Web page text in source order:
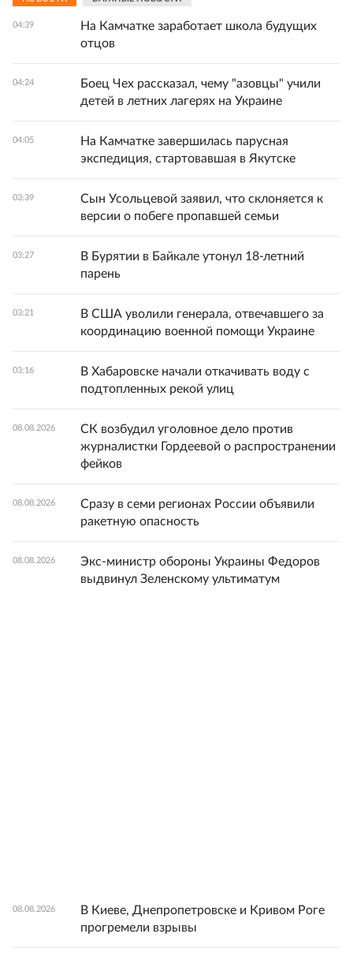
04:39
На Камчатке заработает школа будущих
отцов
04:24
Боец Чех рассказал, чему "азовцы" учили
детей в летних лагерях на Украине
04:05
На Камчатке завершилась парусная
экспедиция, стартовавшая в Якутске
03:39
Сын Усольцевой заявил, что склоняется к
версии о побеге пропавшей семьи
03:27
В Бурятии в Байкале утонул 18-летний
парень
03:21
В США уволили генерала, отвечавшего за
координацию военной помощи Украине
03:16
В Хабаровске начали откачивать воду с
подтопленных рекой улиц
08.08.2026
СК возбудил уголовное дело против
журналистки Гордеевой о распространении
фейков
08.08.2026
Сразу в семи регионах России объявили
ракетную опасность
08.08.2026
Экс-министр обороны Украины Федоров
выдвинул Зеленскому ультиматум
08.08.2026
В Киеве, Днепропетровске и Кривом Роге
прогремели взрывы